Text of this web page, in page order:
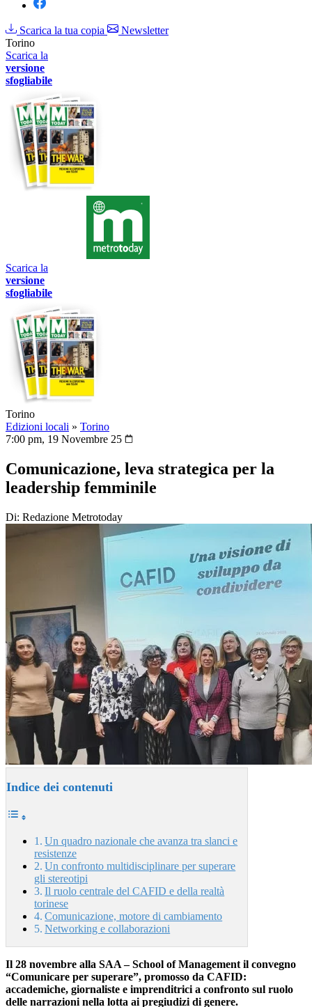
Scarica la tua copia
Newsletter
Torino
Scarica la
versione
sfogliabile
Scarica la
versione
sfogliabile
Torino
Edizioni locali » Torino
7:00 pm, 19 Novembre 25
Comunicazione, leva strategica per la
leadership femminile
Di: Redazione Metrotoday
Indice dei contenuti
Un quadro nazionale che avanza tra slanci e
resistenze
Un confronto multidisciplinare per superare
gli stereotipi
Il ruolo centrale del CAFID e della realtà
torinese
Comunicazione, motore di cambiamento
Networking e collaborazioni
Il 28 novembre alla SAA – School of Management il convegno
“Comunicare per superare”, promosso da CAFID:
accademiche, giornaliste e imprenditrici a confronto sul ruolo
delle narrazioni nella lotta ai pregiudizi di genere.